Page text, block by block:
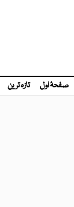
صفحۂ اول تازہ ترین